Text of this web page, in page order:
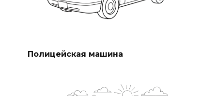
Полицейская машина